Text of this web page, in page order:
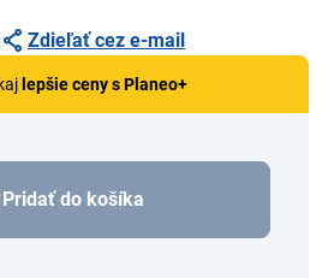
Zdieľať cez e-mail
lepšie ceny s Planeo+
Pridať do košíka